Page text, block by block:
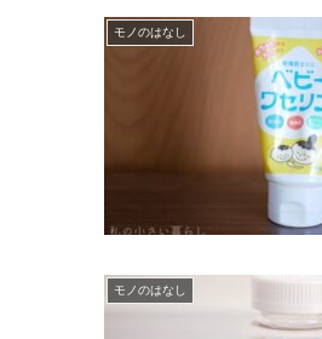
モノのはなし
モノのはなし